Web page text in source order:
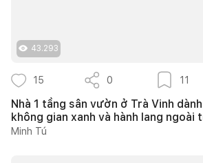
43.293
15 0 11
Nhà 1 tầng sân vườn ở Trà Vinh
không gian xanh và hành lang ngoài
Minh Tú